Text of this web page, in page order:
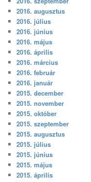
2016. augusztus
2016. július
2016. június
2016. május
2016. április
2016. március
2016. február
2016. január
2015. december
2015. november
2015. október
2015. szeptember
2015. augusztus
2015. július
2015. június
2015. május
2015. április